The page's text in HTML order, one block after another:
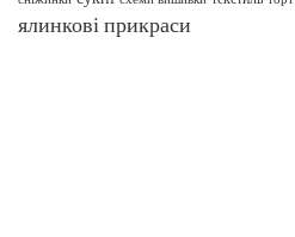
ялинкові прикраси